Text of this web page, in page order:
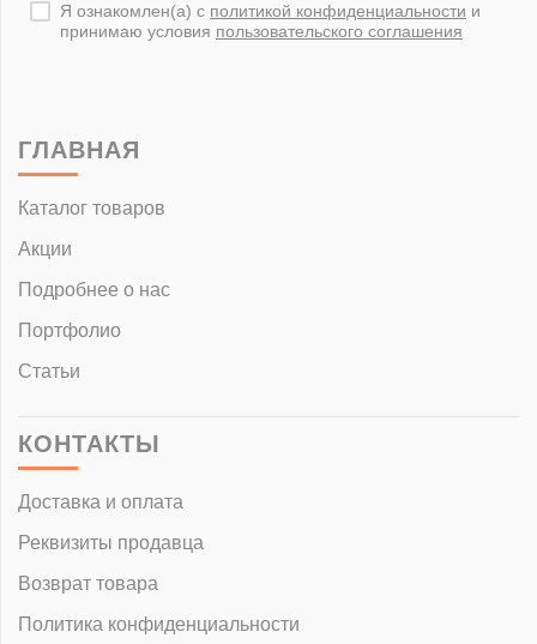
Я ознакомлен(а) с политикой конфиденциальности и
принимаю условия пользовательского соглашения
ГЛАВНАЯ
Каталог товаров
Акции
Подробнее о нас
Портфолио
Статьи
КОНТАКТЫ
Доставка и оплата
Реквизиты продавца
Возврат товара
Политика конфиденциальности